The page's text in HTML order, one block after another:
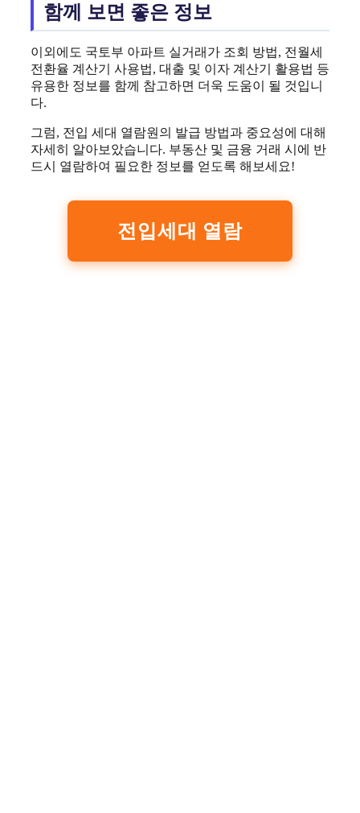
함께 보면 좋은 정보
이외에도 국토부 아파트 실거래가 조회 방법, 전월세
전환율 계산기 사용법, 대출 및 이자 계산기 활용법 등
유용한 정보를 함께 참고하면 더욱 도움이 될 것입니
다.
그럼, 전입 세대 열람원의 발급 방법과 중요성에 대해
자세히 알아보았습니다. 부동산 및 금융 거래 시에 반
드시 열람하여 필요한 정보를 얻도록 해보세요!
전입세대 열람